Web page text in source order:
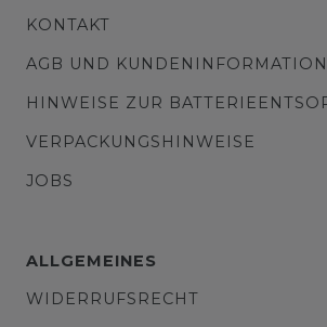
KONTAKT
AGB UND
HINWEISE ZUR
VERPACKUNGSHINWEISE
JOBS
ALLGEMEINES
WIDERRUFSRECHT